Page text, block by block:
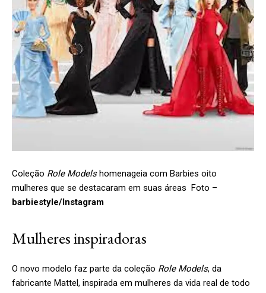
Coleção Role Modelshomenageia com Barbies oito
mulheres que se destacaram em suas áreas Foto –
barbiestyle/Instagram
Mulheres inspiradoras
O novo modelo faz parte da coleção Role Models, da
fabricante Mattel, inspirada em mulheres da vida real de todo